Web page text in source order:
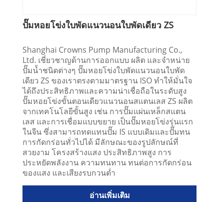
ปั๊มหอยโข่งใบพัดแนวนอนใบพัดเดียว ZS
Shanghai Crowns Pump Manufacturing Co.,
Ltd. เชี่ยวชาญด้านการออกแบบ ผลิต และจำหน่าย
ปั๊มน้ำชนิดต่างๆ ปั๊มหอยโข่งใบพัดแนวนอนใบพัด
เดียว ZS ของเราตรงตามมาตรฐาน ISO ทำให้มั่นใจ
ได้ถึงประสิทธิภาพและความน่าเชื่อถือในระดับสูง
ปั๊มหอยโข่งขั้นตอนเดียวแนวนอนสแตนเลส ZS ผลิต
จากเทคโนโลยีขั้นสูง เช่น การปั๊มแผ่นเหล็กสแตน
เลส และการเชื่อมแบบขยาย เป็นปั๊มหอยโข่งรุ่นแรก
ในจีน ซึ่งสามารถทดแทนปั๊ม IS แบบเดิมและปั๊มทน
การกัดกร่อนทั่วไปได้ มีลักษณะของรูปลักษณ์ที่
สวยงาม โครงสร้างแสง ประสิทธิภาพสูง การ
ประหยัดพลังงาน ความทนทาน ทนต่อการกัดกร่อน
ของแสง และเสียงรบกวนต่ำ
อ่านเพิ่มเติม